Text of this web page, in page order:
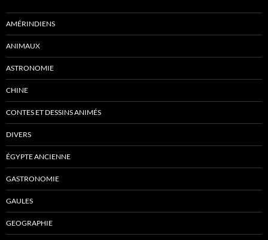
AMÉRINDIENS
ANIMAUX
ASTRONOMIE
CHINE
CONTES ET DESSINS ANIMÉS
DIVERS
ÉGYPTE ANCIENNE
GASTRONOMIE
GAULES
GEOGRAPHIE